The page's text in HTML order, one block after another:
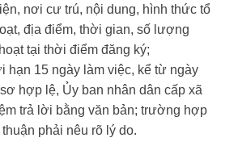
nơi cư trú, nội dung, hình thức tổ
địa điểm, thời gian, số lượng
tại thời điểm đăng ký;
hạn 15 ngày làm việc, kể từ ngày
hợp lệ, Ủy ban nhân dân cấp xã
trả lời bằng văn bản; trường hợp
phải nêu rõ lý do.